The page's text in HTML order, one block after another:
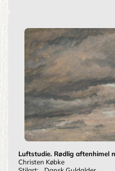
Luftstudie. Rødlig aftenhimel
Christen Købke